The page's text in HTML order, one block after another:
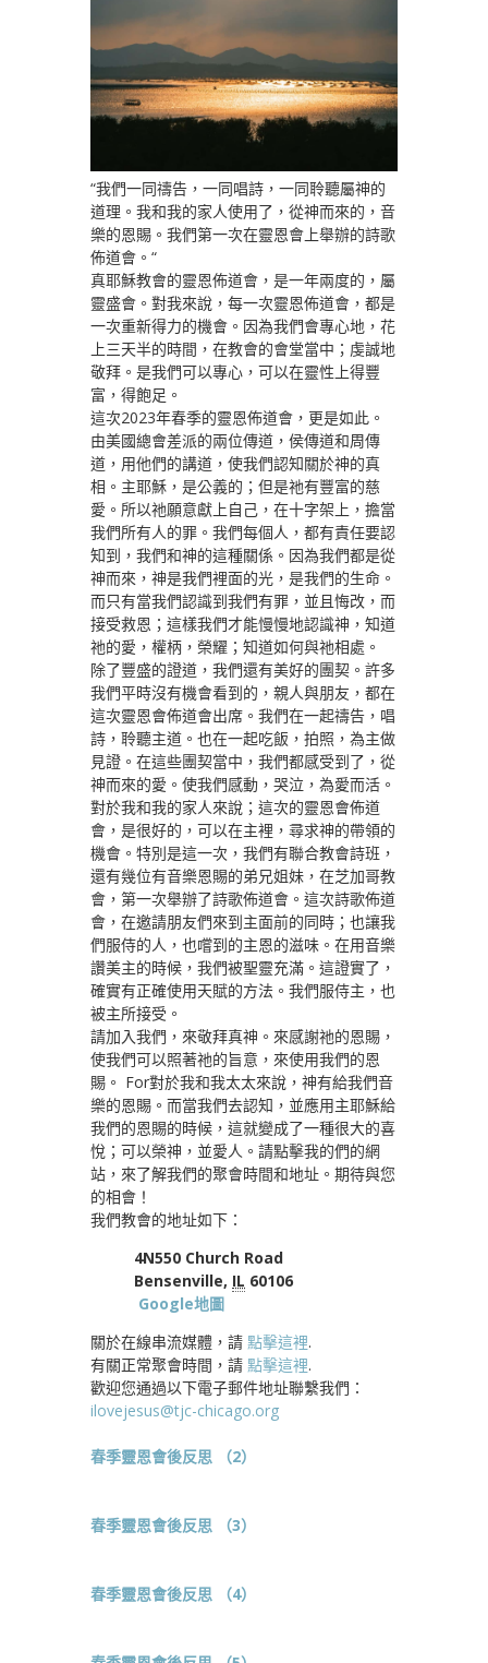
“我們一同禱告，一同唱詩，一同聆聽屬神的
道理。我和我的家人使用了，從神而來的，音
樂的恩賜。我們第一次在靈恩會上舉辦的詩歌
佈道會。“
真耶穌教會的靈恩佈道會，是一年兩度的，屬
靈盛會。對我來說，每一次靈恩佈道會，都是
一次重新得力的機會。因為我們會專心地，花
上三天半的時間，在教會的會堂當中；虔誠地
敬拜。是我們可以專心，可以在靈性上得豐
富，得飽足。
這次2023年春季的靈恩佈道會，更是如此。
由美國總會差派的兩位傳道，侯傳道和周傳
道，用他們的講道，使我們認知關於神的真
相。主耶穌，是公義的；但是祂有豐富的慈
愛。所以祂願意獻上自己，在十字架上，擔當
我們所有人的罪。我們每個人，都有責任要認
知到，我們和神的這種關係。因為我們都是從
神而來，神是我們裡面的光，是我們的生命。
而只有當我們認識到我們有罪，並且悔改，而
接受救恩；這樣我們才能慢慢地認識神，知道
祂的愛，權柄，榮耀；知道如何與祂相處。
除了豐盛的證道，我們還有美好的團契。許多
我們平時沒有機會看到的，親人與朋友，都在
這次靈恩會佈道會出席。我們在一起禱告，唱
詩，聆聽主道。也在一起吃飯，拍照，為主做
見證。在這些團契當中，我們都感受到了，從
神而來的愛。使我們感動，哭泣，為愛而活。
對於我和我的家人來說；這次的靈恩會佈道
會，是很好的，可以在主裡，尋求神的帶領的
機會。特別是這一次，我們有聯合教會詩班，
還有幾位有音樂恩賜的弟兄姐妹，在芝加哥教
會，第一次舉辦了詩歌佈道會。這次詩歌佈道
會，在邀請朋友們來到主面前的同時；也讓我
們服侍的人，也嚐到的主恩的滋味。在用音樂
讚美主的時候，我們被聖靈充滿。這證實了，
確實有正確使用天賦的方法。我們服侍主，也
被主所接受。
請加入我們，來敬拜真神。來感謝祂的恩賜，
使我們可以照著祂的旨意，來使用我們的恩
賜。 For對於我和我太太來說，神有給我們音
樂的恩賜。而當我們去認知，並應用主耶穌給
我們的恩賜的時候，這就變成了一種很大的喜
悅；可以榮神，並愛人。請點擊我的們的網
站，來了解我們的聚會時間和地址。期待與您
的相會！
我們教會的地址如下：
4N550 Church Road
Bensenville, IL 60106
Google地圖
關於在線串流媒體，請 點擊這裡.
有關正常聚會時間，請 點擊這裡.
歡迎您通過以下電子郵件地址聯繫我們：
ilovejesus@tjc-chicago.org
春季靈恩會後反思 （2）
春季靈恩會後反思 （3）
春季靈恩會後反思 （4）